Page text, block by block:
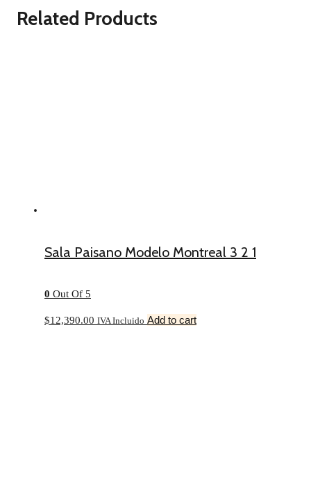
Related Products
Sala Paisano Modelo Montreal 3 2 1
0 Out Of 5
$12,390.00 IVA Incluido Add to cart